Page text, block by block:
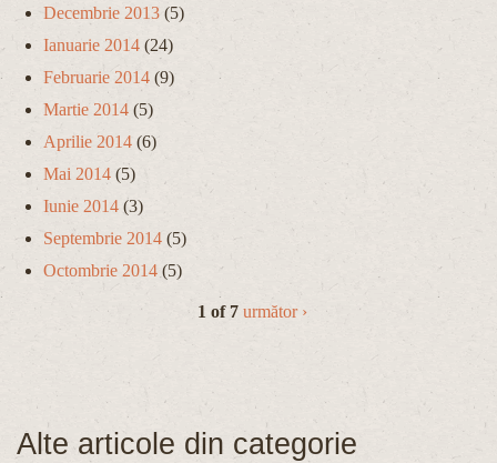
Decembrie 2013 (5)
Ianuarie 2014 (24)
Februarie 2014 (9)
Martie 2014 (5)
Aprilie 2014 (6)
Mai 2014 (5)
Iunie 2014 (3)
Septembrie 2014 (5)
Octombrie 2014 (5)
1 of 7 următor ›
Alte articole din categorie